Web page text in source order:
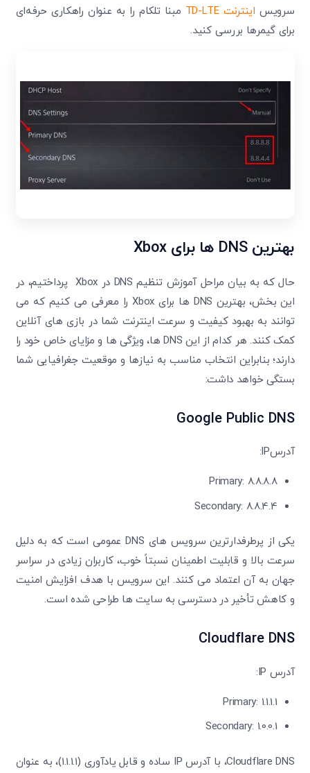
سرویس اینترنت TD-LTE
مبنا تلکام را به عنوان راهکاری حرفه‌ای
برای گیمرها بررسی کنید.
بهترینDNS ها برایXbox
حال که به بیان مراحل آموزش تنظیم DNS در Xbox پرداختیم، در
این بخش، بهترین DNS ها برای Xbox را معرفی می‌ کنیم که می
‌توانند به بهبود کیفیت و سرعت اینترنت شما در بازی ‌های آنلاین
کمک کنند. هر کدام از این DNS ها، ویژگی ‌ها و مزایای خاص خود را
دارند؛ بنابراین انتخاب مناسب به نیازها و موقعیت جغرافیایی شما
بستگی خواهد داشت:
Google Public DNS
آدرسIP:
Primary: 8.8.8.8
Secondary: 8.8.4.4
یکی از پرطرفدارترین سرویس‌ های DNS عمومی است که به دلیل
سرعت بالا و قابلیت اطمینان نسبتاً خوب، کاربران زیادی در سراسر
جهان به آن اعتماد می ‌کنند. این سرویس با هدف افزایش امنیت
و کاهش تأخیر در دسترسی به سایت ‌ها طراحی شده است.
Cloudflare DNS
آدرس IP:
Primary: 1.1.1.1
Secondary: 1.0.0.1
Cloudflare DNS، با آدرس IP ساده و قابل یادآوری (1.1.1.1)، به عنوان